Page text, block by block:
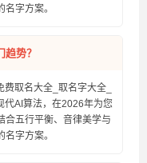
字方案。
势？
取名大全_取名字大全_
代AI算法，在2026年为您
合五行平衡、音律美学与
字方案。